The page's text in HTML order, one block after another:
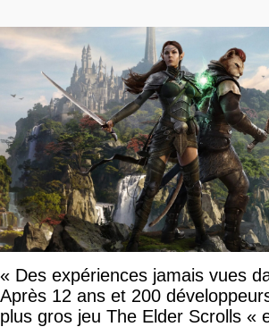
« Des expériences jamais vues
Après 12 ans et 200
plus gros jeu The Elder Scrolls «